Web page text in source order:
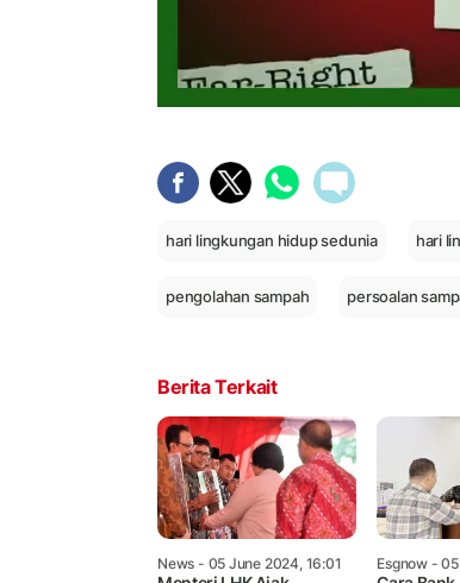
hari lingkungan hidup sedunia hari
pengolahan sampah persoalan
Berita Terkait
News - 05 June 2024, 16:01 Esgnow -